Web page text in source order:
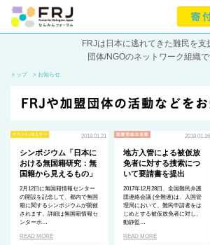
FRJは日本に逃れてきた難民を支
団体/NGOのネットワーク組織で
トップ > お知らせ
2018.01.21
シンポジウム「日本に
おける無国籍研究：無
国籍から見えるもの」
2月12日に無国籍情報センター
の開設を記念して、都内で無国
籍に関するシンポジウムが開催
されます。詳細は無国籍情報セ
ンターホ…
READ MORE
2018.01.16
地方入管による被仮放
免者に対する捜索につ
いて要請書を提出
2017年12月28日、全国難民弁護
団連絡会議 (全難連)は、入国管
理局において、難民申請者をは
じめとする被仮放免者に対し、
動静監…
READ MORE